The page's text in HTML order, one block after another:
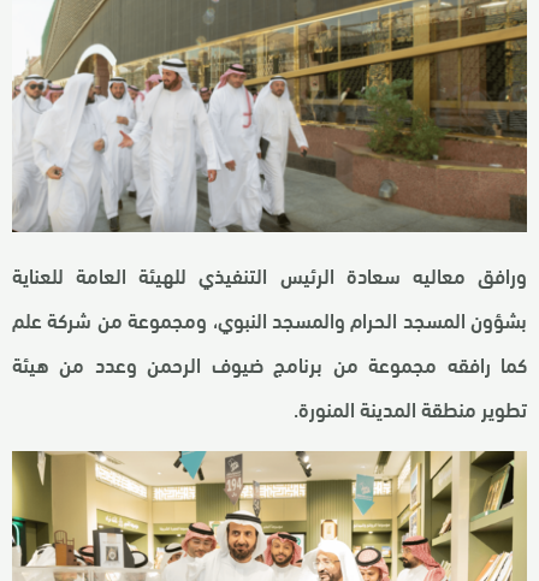
ورافق معاليه سعادة الرئيس التنفيذي للهيئة العامة للعناية
بشؤون المسجد الحرام والمسجد النبوي، ومجموعة من شركة علم
كما رافقه مجموعة من برنامج ضيوف الرحمن وعدد من هيئة
تطوير منطقة المدينة المنورة.